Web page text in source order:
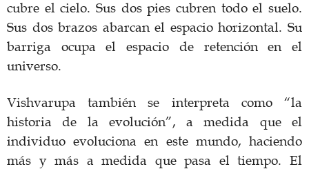
cubre el cielo. Sus dos pies cubren todo el suelo.
Sus dos brazos abarcan el espacio horizontal. Su
barriga ocupa el espacio de retención en el
universo.
Vishvarupa también se interpreta como “la
historia de la evolución”, a medida que el
individuo evoluciona en este mundo, haciendo
más y más a medida que pasa el tiempo. El